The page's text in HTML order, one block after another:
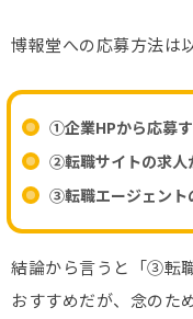
博報堂への応募方法は
①企業HPから応募
②転職サイトの求人
③転職エージェント
結論から言うと「③転
おすすめだが、念のた